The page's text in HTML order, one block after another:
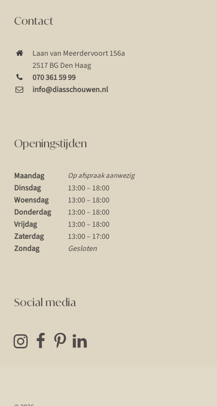
Contact
Laan van Meerdervoort 156a
2517 BG Den Haag
070 361 59 99
info@diasschouwen.nl
Openingstijden
Maandag Op afspraak aanwezig
Dinsdag
13:00 – 18:00
Woensdag
13:00 – 18:00
Donderdag
13:00 – 18:00
Vrijdag
13:00 – 18:00
Zaterdag
13:00 – 17:00
Zondag
Gesloten
Social media